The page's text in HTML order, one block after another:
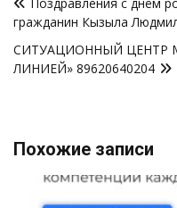
по
записям
гражданин Кызыла
СИТУАЦИОННЫЙ ЦЕНТР
ЛИНИЕЙ» 89620640204
Похожие записи